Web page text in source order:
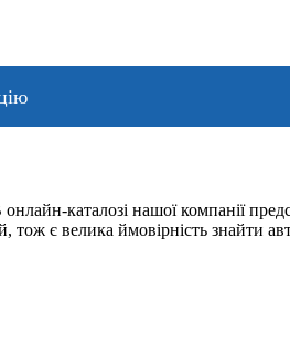
каталозі нашої компанії
є велика ймовірність знайти